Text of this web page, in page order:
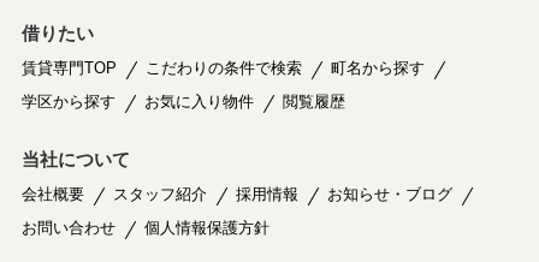
借りたい
賃貸専門TOP こだわりの条件で検索
町名から探す
学区から探す
お気に入り物件 閲覧履歴
当社について
会社概要 スタッフ紹介 採用情報
お知らせ・ブログ
お問い合わせ
個人情報保護方針